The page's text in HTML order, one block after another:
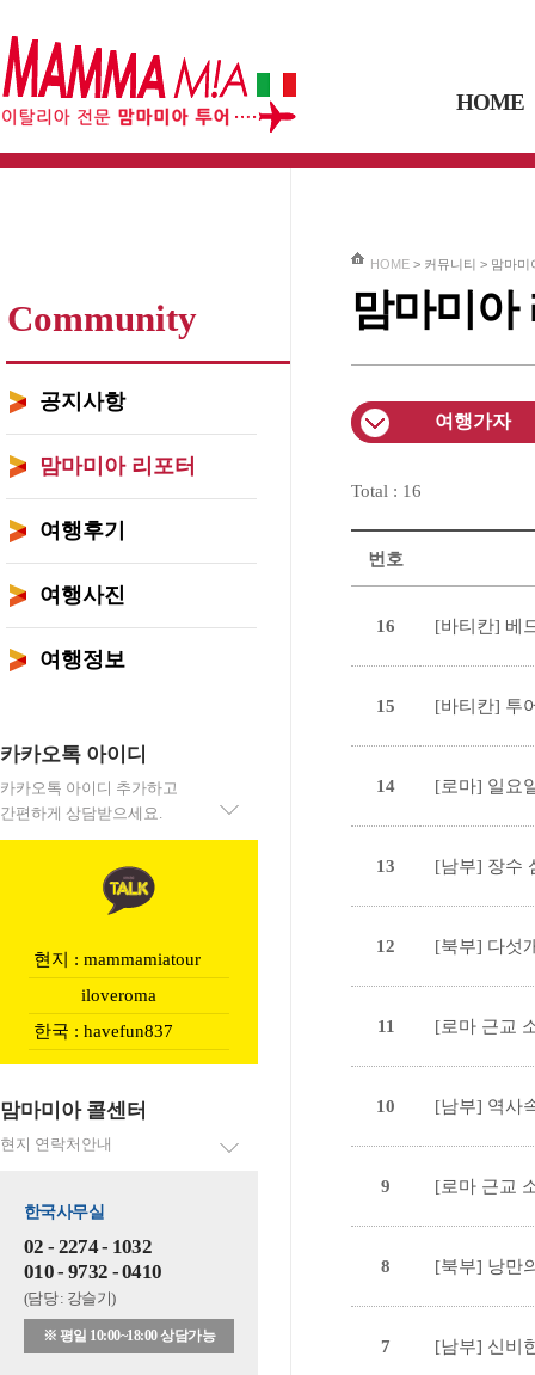
HOME
Community
공지사항
맘마미아 리포터
여행후기
여행사진
여행정보
카카오톡 아이디
카카오톡 아이디 추가하고
간편하게 상담받으세요.
현지 : mammamiatour
iloveroma
한국 : havefun837
맘마미아 콜센터
현지 연락처안내
한국사무실
02 - 2274 - 1032
010 - 9732 - 0410
(담당 : 강슬기)
※ 평일 10:00~18:00 상담가능
HOME > 커뮤니티 > 맘마
맘마미아
여행가자
Total : 16
번호
16 [바티칸] 베
15 [바티칸] 투
14 [로마] 일요
13 [남부] 장수
12 [북부] 다섯
11 [로마 근교
10 [남부] 역사
9 [로마 근교
8 [북부] 낭만
7 [남부] 신비